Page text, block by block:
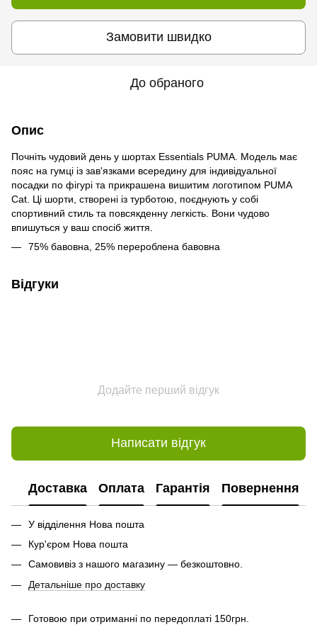
Замовити швидко
До обраного
Опис
Почніть чудовий день у шортах Essentials PUMA. Модель має
пояс на гумці із зав'язками всередину для індивідуальної
посадки по фігурі та прикрашена вишитим логотипом PUMA
Cat. Ці шорти, створені із турботою, поєднують у собі
спортивний стиль та повсякденну легкість. Вони чудово
впишуться у ваш спосіб життя.
75% бавовна, 25% перероблена бавовна
Відгуки
Додайте перший відгук
Написати відгук
Доставка Оплата Гарантія Повернення
У відділення Нова пошта
Кур'єром Нова пошта
Самовивіз з нашого магазину — безкоштовно.
Детальніше про доставку
Готовою при отриманні по передоплаті 150грн.